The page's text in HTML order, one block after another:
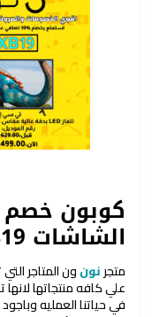
كوبون
الشاشات DXB19
متجر نون ون المتاجر
علي كافه منتجاتها
في حياتنا العمليه